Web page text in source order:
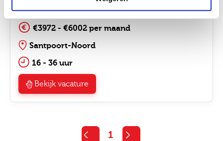
€3972 - €6002 per maand
Santpoort-Noord
16 - 36 uur
Bekijk vacature
1